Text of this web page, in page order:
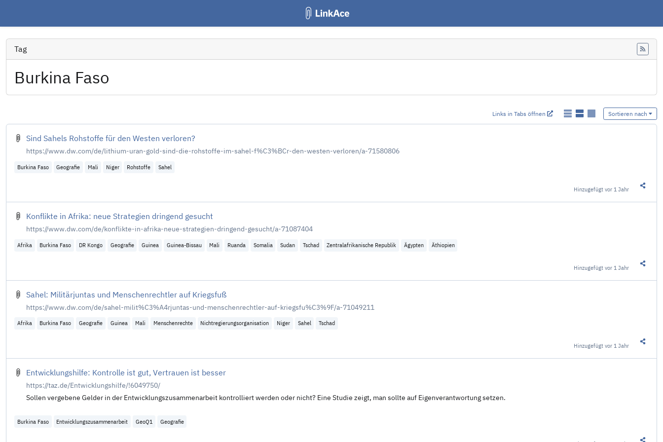
Tag
Burkina Faso
Links in Tabs öffnen Sortieren nach
Sind Sahels Rohstoffe für den Westen verloren?
https://www.dw.com/de/lithium-uran-gold-sind-die-rohstoffe-im-sahel-f%C3%BCr-den-westen-verloren/a-71580806
Burkina Faso Geografie Mali Niger Rohstoffe Sahel
Hinzugefügtvor 1 Jahr
Konflikte in Afrika: neue Strategien dringend gesucht
https://www.dw.com/de/konflikte-in-afrika-neue-strategien-dringend-gesucht/a-71087404
Afrika Burkina Faso DR Kongo Geografie Guinea Guinea-Bissau Mali Ruanda Somalia Sudan Tschad Zentralafrikanische Republik Ägypten Äthiopien
Hinzugefügtvor 1 Jahr
Sahel: Militärjuntas und Menschenrechtler auf Kriegsfuß
https://www.dw.com/de/sahel-milit%C3%A4rjuntas-und-menschenrechtler-auf-kriegsfu%C3%9F/a-71049211
Afrika Burkina Faso Geografie Guinea Mali Menschenrechte Nichtregierungsorganisation Niger Sahel Tschad
Hinzugefügtvor 1 Jahr
Entwicklungshilfe: Kontrolle ist gut, Vertrauen ist besser
https://taz.de/Entwicklungshilfe/!6049750/
Sollen vergebene Gelder in der Entwicklungszusammenarbeit kontrolliert werden oder nicht? Eine Studie zeigt, man sollte auf Eigenverantwortung setzen.
Burkina Faso Entwicklungszusammenarbeit GeoQ1 Geografie